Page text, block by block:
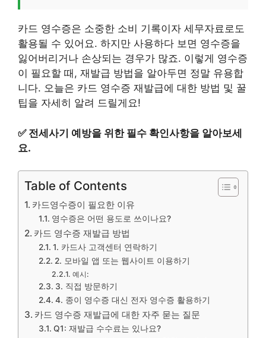
카드 영수증은 소중한 소비 기록이자 세무자료로도
활용될 수 있어요. 하지만 사용하다 보면 영수증을
잃어버리거나 손상되는 경우가 많죠. 이렇게 영수증
이 필요할 때, 재발급 방법을 알아두면 정말 유용합
니다. 오늘은 카드 영수증 재발급에 대한 방법 및 꿀
팁을 자세히 알려 드릴게요!
✅ 전세사기 예방을 위한 필수 확인사항을 알아보세
요.
Table of Contents
카드영수증이 필요한 이유
영수증은 어떤 용도로 쓰이나요?
카드 영수증 재발급 방법
1. 카드사 고객센터 연락하기
2. 모바일 앱 또는 웹사이트 이용하기
예시:
3. 직접 방문하기
4. 종이 영수증 대신 전자 영수증 활용하기
카드 영수증 재발급에 대한 자주 묻는 질문
Q1: 재발급 수수료는 있나요?